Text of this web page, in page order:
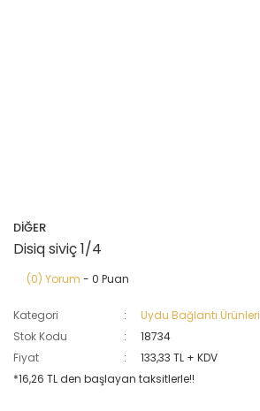
DİĞER
Disiq siviç 1/4
(0) Yorum - 0 Puan
Kategori
Uydu Bağlantı Ürünleri
Stok Kodu
18734
Fiyat
133,33 TL + KDV
*16,26 TL den başlayan taksitlerle!!